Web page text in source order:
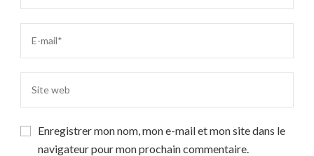
Enregistrer mon nom, mon e-mail et mon site dans le
navigateur pour mon prochain commentaire.